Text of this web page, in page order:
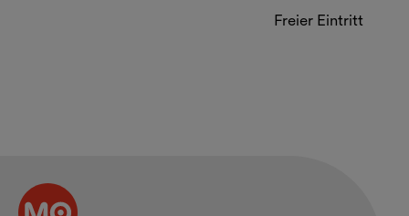
Freier Eintritt